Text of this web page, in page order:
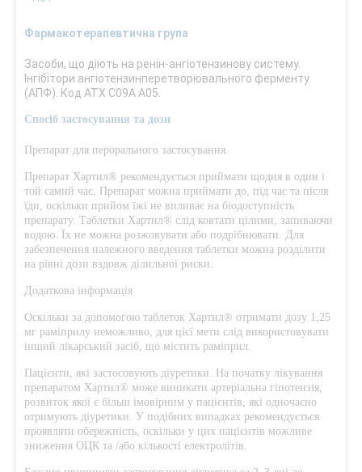
Фармакотерапевтична група
Засоби, що діють на ренін-ангіотензинову систему.
Інгібітори ангіотензинперетворювального ферменту
(АПФ). Код АТХ С09А А05.
Спосіб застосування та дози
Препарат для перорального застосування.
Препарат Хартил® рекомендується приймати щодня в один і
той самий час. Препарат можна приймати до, під час та після
їди, оскільки прийом їжі не впливає на біодоступність
препарату. Таблетки Хартил® слід ковтати цілими, запиваючи
водою. Їх не можна розжовувати або подрібнювати. Для
забезпечення належного введення таблетки можна розділити
на рівні дози вздовж ділильної риски.
Додаткова інформація
Оскільки за допомогою таблеток Хартил® отримати дозу 1,25
мг раміприлу неможливо, для цієї мети слід використовувати
інший лікарський засіб, що містить раміприл.
Пацієнти, які застосовують діуретики. На початку лікування
препаратом Хартил® може виникати артеріальна гіпотензія,
розвиток якої є більш імовірним у пацієнтів, які одночасно
отримують діуретики. У подібних випадках рекомендується
проявляти обережність, оскільки у цих пацієнтів можливе
зниження ОЦК та /або кількості електролітів.